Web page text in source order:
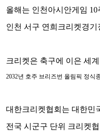
올해는 인천아시안게임 10
인천 서구 연희크리켓경
크리켓은 축구에 이은 세
2032년 호주 브리즈번 올림픽 정식
대한크리켓협회는 대한민
전국 시군구 단위 크리켓